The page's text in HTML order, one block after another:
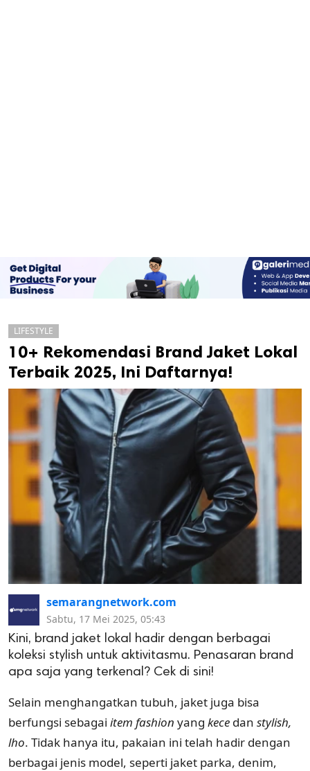
cipta.
LIFESTYLE
10+ Rekomendasi Brand Jaket Lokal
Terbaik 2025, Ini Daftarnya!
semarangnetwork.com
Sabtu, 17 Mei 2025, 05:43
Kini, brand jaket lokal hadir dengan berbagai
koleksi stylish untuk aktivitasmu. Penasaran brand
apa saja yang terkenal? Cek di sini!
Selain menghangatkan tubuh, jaket juga bisa
berfungsi sebagai item fashion yang kece dan stylish,
lho. Tidak hanya itu, pakaian ini telah hadir dengan
berbagai jenis model, seperti jaket parka, denim,